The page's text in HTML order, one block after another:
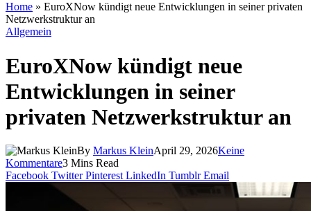
Home » EuroXNow kündigt neue Entwicklungen in seiner privaten
Netzwerkstruktur an
Allgemein
EuroXNow kündigt neue
Entwicklungen in seiner
privaten Netzwerkstruktur an
By Markus KleinApril 29, 2026Keine
Kommentare3 Mins Read
Facebook Twitter Pinterest LinkedIn Tumblr Email